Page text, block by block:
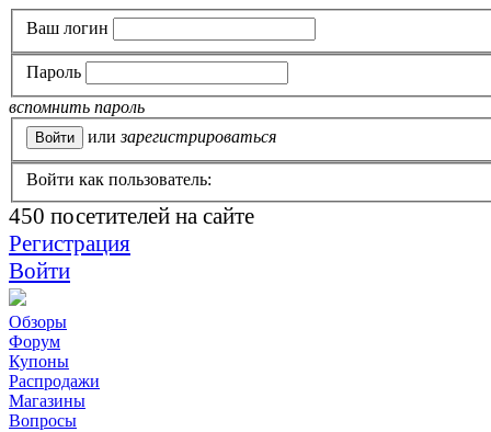
Ваш логин
Пароль
вспомнить пароль
или зарегистрироваться
Войти как пользователь:
450 посетителей на сайте
Регистрация
Войти
Обзоры
Форум
Купоны
Распродажи
Магазины
Вопросы